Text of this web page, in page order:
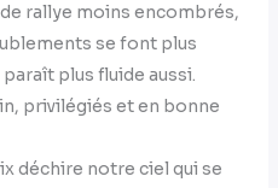
rallye moins encombrés,
se font plus
plus fluide aussi.
privilégiés et en bonne
déchire notre ciel qui se